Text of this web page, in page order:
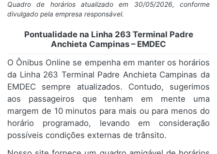
Quadro de horários atualizado em 30/05/2026, conforme
divulgado pela empresa responsável.
Pontualidade na Linha 263 Terminal Padre
Anchieta Campinas – EMDEC
O Ônibus Online se empenha em manter os horários
da Linha 263 Terminal Padre Anchieta Campinas da
EMDEC sempre atualizados. Contudo, sugerimos
aos passageiros que tenham em mente uma
margem de 10 minutos para mais ou para menos do
horário programado, levando em consideração
possíveis condições externas de trânsito.